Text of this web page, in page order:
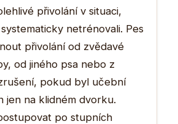
přivolání v situaci,
netrénovali. Pes
přivolání od zvědavé
od jiného psa nebo z
pokud byl učební
jen na klidném dvorku.
po stupních